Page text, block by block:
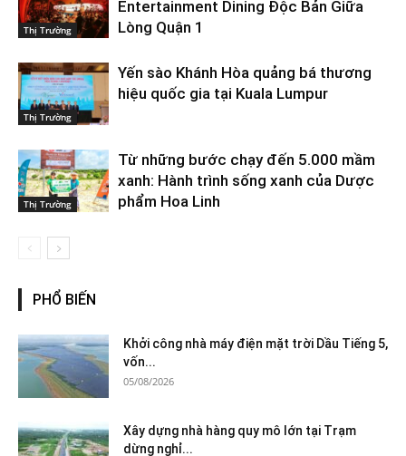
Thị Trường
Entertainment Dining Độc Bản Giữa
Lòng Quận 1
Thị Trường
Yến sào Khánh Hòa quảng bá thương
hiệu quốc gia tại Kuala Lumpur
Thị Trường
Từ những bước chạy đến 5.000 mầm
xanh: Hành trình sống xanh của Dược
phẩm Hoa Linh
PHỔ BIẾN
Khởi công nhà máy điện mặt trời Dầu Tiếng 5,
vốn...
05/08/2026
Xây dựng nhà hàng quy mô lớn tại Trạm
dừng nghỉ...